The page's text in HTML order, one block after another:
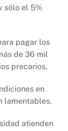
sólo el 5%
pagar los
de 36 mil
precarios.
en
lamentables.
atienden